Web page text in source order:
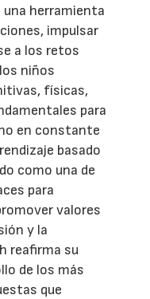
herramienta
impulsar
a los retos
niños
físicas,
para
en constante
basado
como una de
para
valores
y la
reafirma su
de los más
que